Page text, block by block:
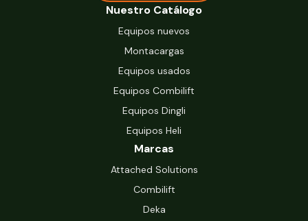
Nuestro Catálogo
Equipos nuevos
Montacargas
Equipos usados
Equipos Combilift
Equipos Dingli
Equipos Heli
Marcas
Attached Solutions
Combilift
Deka